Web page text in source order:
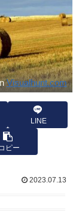
Visualhunt.com
LINE
ピー
2023.07.13